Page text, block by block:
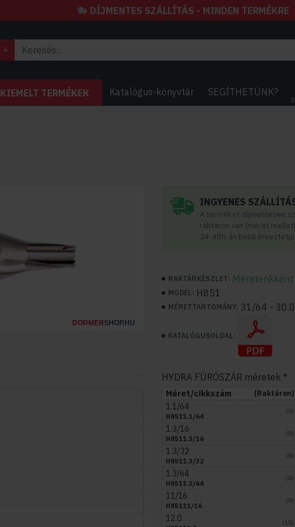
DÍJMENTES SZÁLLÍTÁS - MINDEN TERMÉKRE
KIEMELT TERMÉKEK Katalógus-könyvtár SEGÍTHETÜNK?
DORMERSHOP.HU
INGYENES
A terméket díjmentesen
raktáron van (méret
24-48h-án belül
RAKTÁRKÉSZLET:
MODEL: H851
MÉRETTARTOMÁNY: 31/64 - 30.0
KATALÓGUSOLDAL:
HYDRA FÚRÓSZÁR méretek
Méret/cikkszám (Raktáron)
1.1/64
H8511.1/64
(0)
1.3/16
H8511.3/16
(0)
1.3/32
H8511.3/32
(0)
1.3/64
H8511.3/64
(0)
11/16
H85111/16
(0)
12.0 (15)